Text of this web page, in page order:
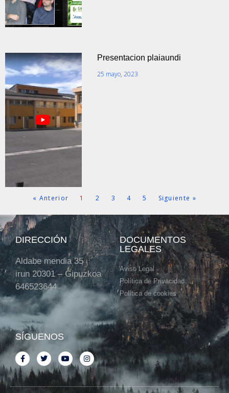
Presentacion plaiaundi
25 mayo, 2023
« Anterior 1 2 3 4 5 Siguiente »
DIRECCIÓN
Aldabe mendia 35
irun 20301 – Gipuzkoa
646523644
DOCUMENTOS
LEGALES
Aviso Legal
Política de Privacidad
Política de cookies
SÍGUENOS